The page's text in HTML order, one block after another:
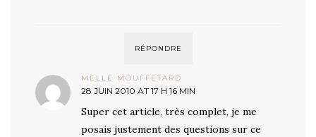
RÉPONDRE
MELLE MOUFFETARD
28 JUIN 2010 AT 17 H 16 MIN
Super cet article, très complet, je me
posais justement des questions sur ce